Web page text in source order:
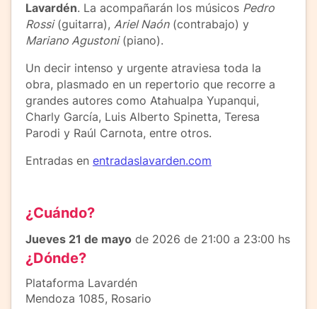
Lavardén. La acompañarán los músicos Pedro
Rossi(guitarra), Ariel Naón(contrabajo) y
Mariano Agustoni(piano).
Un decir intenso y urgente atraviesa toda la
obra, plasmado en un repertorio que recorre a
grandes autores como Atahualpa Yupanqui,
Charly García, Luis Alberto Spinetta, Teresa
Parodi y Raúl Carnota, entre otros.
Entradas en entradaslavarden.com
¿Cuándo?
Jueves 21 de mayo de 2026 de 21:00 a 23:00 hs
¿Dónde?
Plataforma Lavardén
Mendoza 1085, Rosario